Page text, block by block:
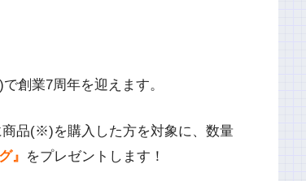
創業7周年を迎えます。
品(※)を購入した方を対象に、数量
』 をプレゼントします！